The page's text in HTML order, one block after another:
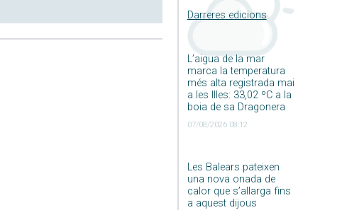
Darreres edicions
L’aigua de la mar
marca la temperatura
més alta registrada mai
a les Illes: 33,02 ºC a la
boia de sa Dragonera
07/08/2026 08:12
Les Balears pateixen
una nova onada de
calor que s’allarga fins
a aquest dijous